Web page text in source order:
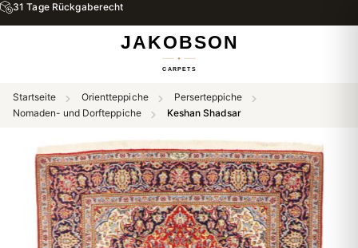
31 Tage Rückgaberecht
Startseite Orientteppiche
Perserteppiche
Nomaden- und Dorfteppiche
Keshan Shadsar